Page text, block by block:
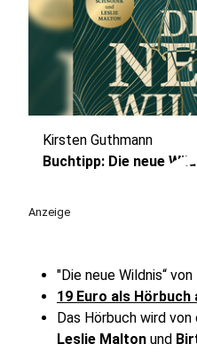
Kirsten Guthmann
Buchtipp: Die neue
Anzeige
"Die neue Wildnis“
19 Euro als Hörbuch
Das Hörbuch wird
Leslie Malton und